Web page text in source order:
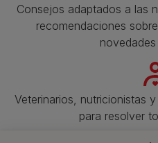
Consejos adaptados a las
recomendaciones
Veterinarios, nutricionistas
para resolver